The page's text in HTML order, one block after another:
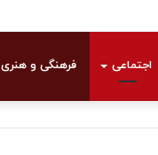
اجتماعی فرهنگی و هنری